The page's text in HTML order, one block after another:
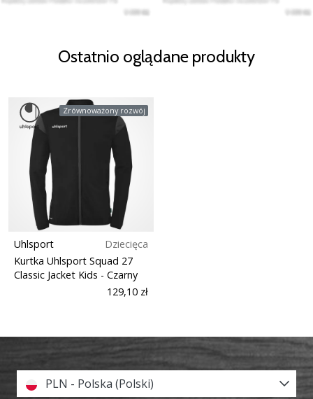
Ostatnio oglądane produkty
Zrównoważony rozwój
Uhlsport
Dziecięca
Kurtka Uhlsport Squad 27
Classic Jacket Kids - Czarny
129,10 zł
PLN - Polska (Polski)